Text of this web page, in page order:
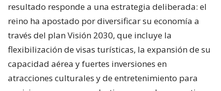
resultado responde a una estrategia deliberada: el
reino ha apostado por diversificar su economía a
través del plan Visión 2030, que incluye la
flexibilización de visas turísticas, la expansión de su
capacidad aérea y fuertes inversiones en
atracciones culturales y de entretenimiento para